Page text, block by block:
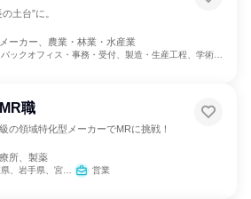
土台”に。
ーカー、農業・林業・水産業
バックオフィス・事務・受付、製造・生産工程、学術研究
職
の領域特化型メーカーでMRに挑戦！
所、製薬
県、三重県、滋賀県、京都府、大阪府、兵庫県、奈良県、和歌山県、鳥取県、島根県、岡山県、広島県、山口県、徳島県、香川県、愛媛県、高知県、福岡県、佐賀県、長崎県、熊本県、大分県、宮崎県、鹿児島県、沖縄県 営業